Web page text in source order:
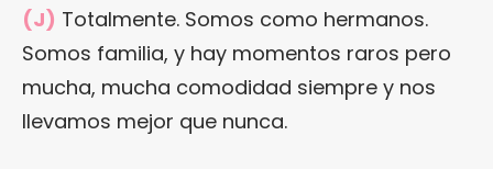
(J) Totalmente. Somos como hermanos.
Somos familia, y hay momentos raros pero
mucha, mucha comodidad siempre y nos
llevamos mejor que nunca.